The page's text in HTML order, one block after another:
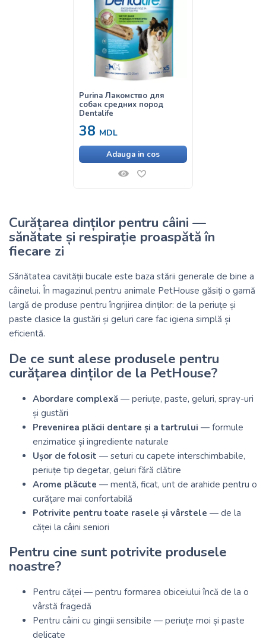
Purina Лакомство для
собак средних пород
Dentalife
38 MDL
Adauga in cos
Curățarea dinților pentru câini —
sănătate și respirație proaspătă în
fiecare zi
Sănătatea cavității bucale este baza stării generale de bine a
câinelui. În magazinul pentru animale PetHouse găsiți o gamă
largă de produse pentru îngrijirea dinților: de la periuțe și
paste clasice la gustări și geluri care fac igiena simplă și
eficientă.
De ce sunt alese produsele pentru
curățarea dinților de la PetHouse?
Abordare complexă — periuțe, paste, geluri, spray-uri
și gustări
Prevenirea plăcii dentare și a tartrului — formule
enzimatice și ingrediente naturale
Ușor de folosit — seturi cu capete interschimbabile,
periuțe tip degetar, geluri fără clătire
Arome plăcute — mentă, ficat, unt de arahide pentru o
curățare mai confortabilă
Potrivite pentru toate rasele și vârstele — de la
căței la câini seniori
Pentru cine sunt potrivite produsele
noastre?
Pentru căței — pentru formarea obiceiului încă de la o
vârstă fragedă
Pentru câini cu gingii sensibile — periuțe moi și paste
delicate